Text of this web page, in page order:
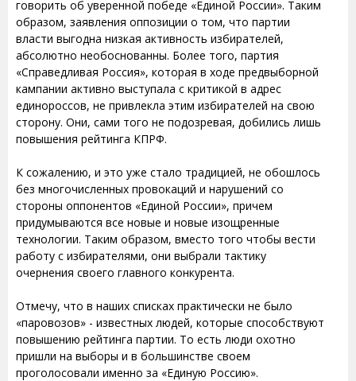
говорить об уверенной победе «Единой России». Таким
образом, заявления оппозиции о том, что партии
власти выгодна низкая активность избирателей,
абсолютно необоснованны. Более того, партия
«Справедливая Россия», которая в ходе предвыборной
кампании активно выступала с критикой в адрес
единороссов, не привлекла этим избирателей на свою
сторону. Они, сами того не подозревая, добились лишь
повышения рейтинга КПРФ.
К сожалению, и это уже стало традицией, не обошлось
без многочисленных провокаций и нарушений со
стороны оппонентов «Единой России», причем
придумываются все новые и новые изощренные
технологии. Таким образом, вместо того чтобы вести
работу с избирателями, они выбрали тактику
очернения своего главного конкурента.
Отмечу, что в наших списках практически не было
«паровозов» - известных людей, которые способствуют
повышению рейтинга партии. То есть люди охотно
пришли на выборы и в большинстве своем
проголосовали именно за «Единую Россию».